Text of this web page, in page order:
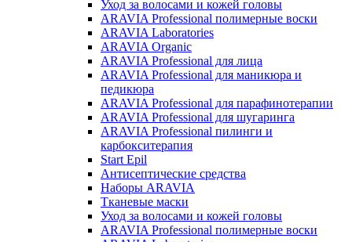
Уход за волосами и кожей головы
ARAVIA Professional полимерные воски
ARAVIA Laboratories
ARAVIA Organic
ARAVIA Professional для лица
ARAVIA Professional для маникюра и
педикюра
ARAVIA Professional для парафинотерапии
ARAVIA Professional для шугаринга
ARAVIA Professional пилинги и
карбокситерапия
Start Epil
Антисептические средства
Наборы ARAVIA
Тканевые маски
Уход за волосами и кожей головы
ARAVIA Professional полимерные воски